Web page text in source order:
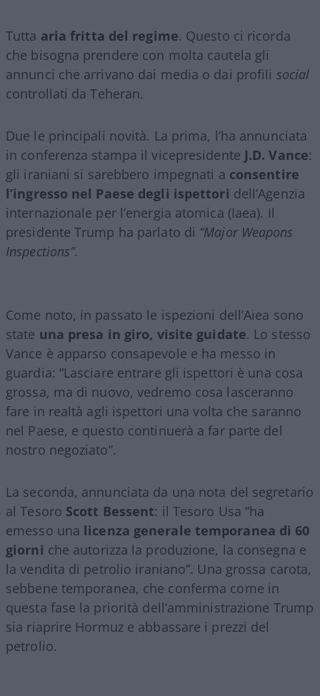
Tutta aria fritta del regime. Questo ci ricorda
che bisogna prendere con molta cautela gli
annunci che arrivano dai media o dai profili social
controllati da Teheran.
Due le principali novità. La prima, l’ha annunciata
in conferenza stampa il vicepresidente J.D. Vance:
gli iraniani si sarebbero impegnati a consentire
l’ingresso nel Paese degli ispettori dell’Agenzia
internazionale per l’energia atomica (Iaea). Il
presidente Trump ha parlato di “Major Weapons
Inspections”.
Come noto, in passato le ispezioni dell’Aiea sono
state una presa in giro, visite guidate. Lo stesso
Vance è apparso consapevole e ha messo in
guardia: “Lasciare entrare gli ispettori è una cosa
grossa, ma di nuovo, vedremo cosa lasceranno
fare in realtà agli ispettori una volta che saranno
nel Paese, e questo continuerà a far parte del
nostro negoziato”.
La seconda, annunciata da una nota del segretario
al Tesoro Scott Bessent: il Tesoro Usa “ha
emesso una licenza generale temporanea di 60
giorni che autorizza la produzione, la consegna e
la vendita di petrolio iraniano”. Una grossa carota,
sebbene temporanea, che conferma come in
questa fase la priorità dell’amministrazione Trump
sia riaprire Hormuz e abbassare i prezzi del
petrolio.